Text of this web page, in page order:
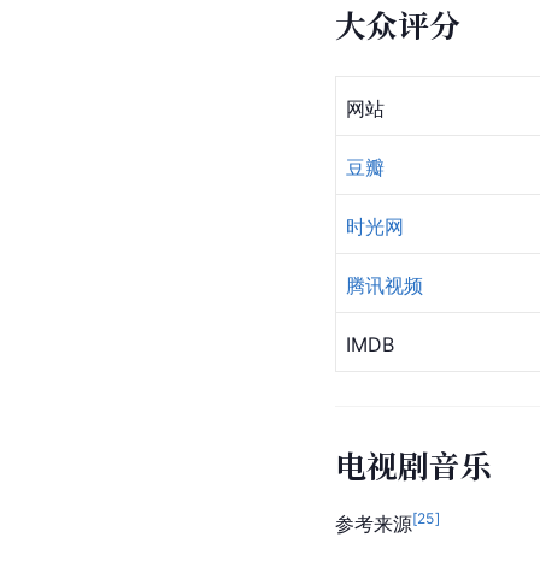
大众评分
网站
豆瓣
时光网
腾讯视频
IMDB
电视剧音乐
参考来源[25]